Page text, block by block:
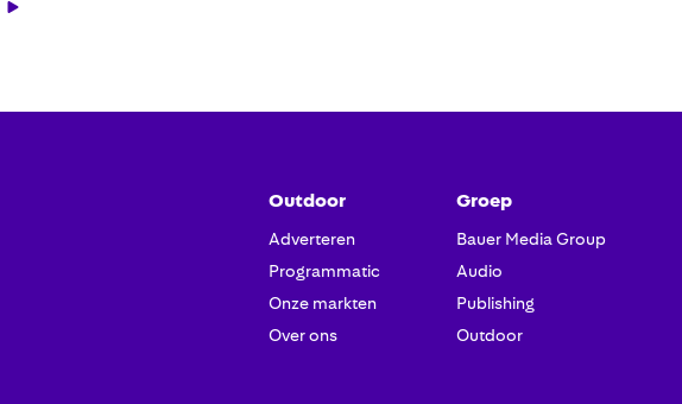
Outdoor
Adverteren
Programmatic
Onze markten
Over ons
Groep
Bauer Media Group
Audio
Publishing
Outdoor